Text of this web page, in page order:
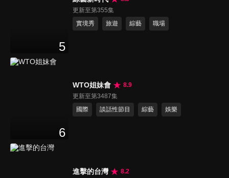
5
更新至第355集
實境秀
旅遊 綜藝 職場
6
WTO姐妹會
8.9
更新至第3487集
國際
談話性節目 綜藝 娛樂
進擊的台灣
8.2